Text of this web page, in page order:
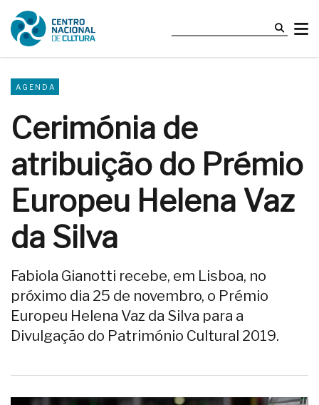
AGENDA
Cerimónia de
atribuição do Prémio
Europeu Helena Vaz
da Silva
Fabiola Gianotti recebe, em Lisboa, no
próximo dia 25 de novembro, o Prémio
Europeu Helena Vaz da Silva para a
Divulgação do Património Cultural 2019.